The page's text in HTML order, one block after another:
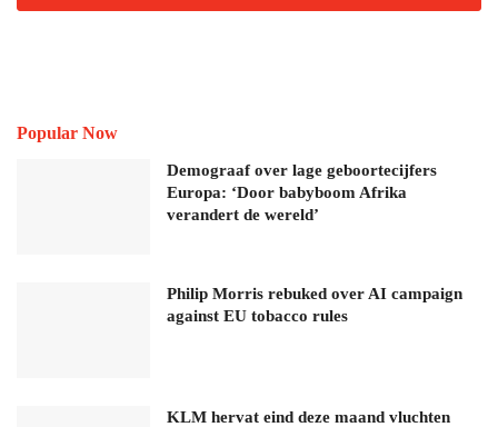
Popular Now
Demograaf over lage geboortecijfers
Europa: ‘Door babyboom Afrika
verandert de wereld’
Philip Morris rebuked over AI campaign
against EU tobacco rules
KLM hervat eind deze maand vluchten